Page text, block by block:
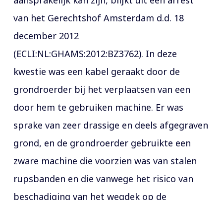
van het Gerechtshof Amsterdam d.d. 18
december 2012
(ECLI:NL:GHAMS:2012:BZ3762). In deze
kwestie was een kabel geraakt door de
grondroerder bij het verplaatsen van een
door hem te gebruiken machine. Er was
sprake van zeer drassige en deels afgegraven
grond, en de grondroerder gebruikte een
zware machine die voorzien was van stalen
rupsbanden en die vanwege het risico van
beschadiging van het wegdek op de